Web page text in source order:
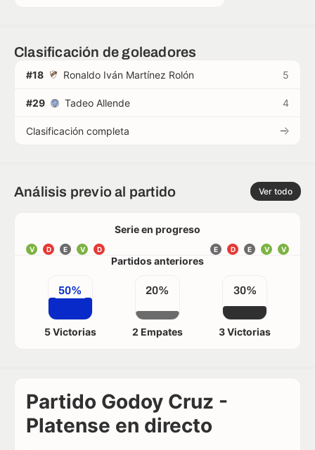
Clasificación de goleadores
#18 Ronaldo Iván Martínez Rolón 5
#29 Tadeo Allende 4
Clasificación completa
Análisis previo al partido Ver todo
Serie en progreso
V D E V D V
V
E
D
E
Partidos anteriores
50%
5 Victorias
20%
2 Empates
30%
3 Victorias
Partido Godoy Cruz -
Platense en directo